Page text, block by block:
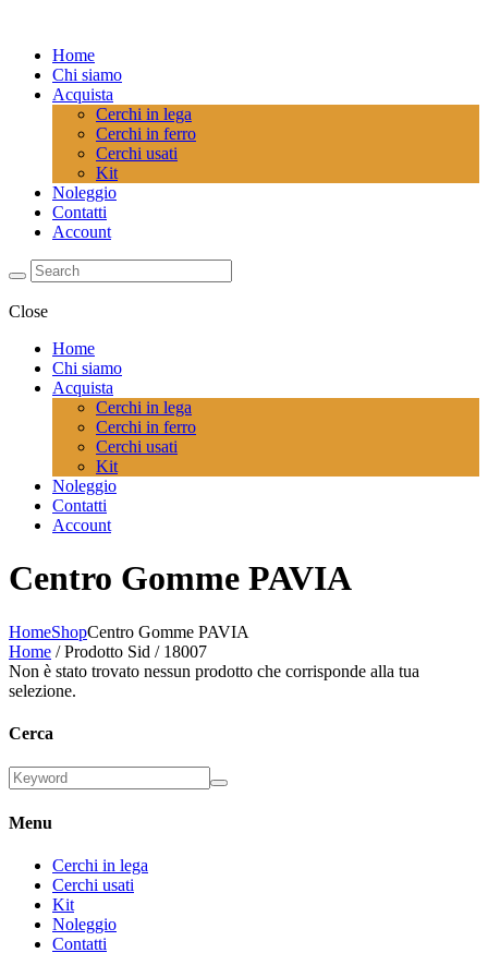
Home
Chi siamo
Acquista
Cerchi in lega
Cerchi in ferro
Cerchi usati
Kit
Noleggio
Contatti
Account
Close
Home
Chi siamo
Acquista
Cerchi in lega
Cerchi in ferro
Cerchi usati
Kit
Noleggio
Contatti
Account
Centro Gomme PAVIA
HomeShopCentro Gomme PAVIA
Home / Prodotto Sid / 18007
Non è stato trovato nessun prodotto che corrisponde alla tua
selezione.
Cerca
Menu
Cerchi in lega
Cerchi usati
Kit
Noleggio
Contatti